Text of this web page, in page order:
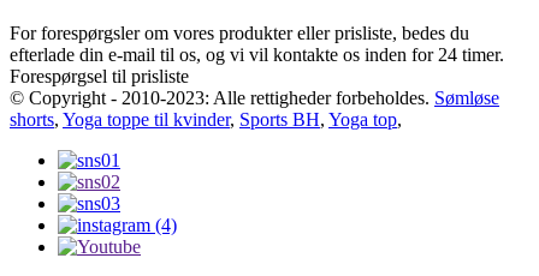
For forespørgsler om vores produkter eller prisliste, bedes du
efterlade din e-mail til os, og vi vil kontakte os inden for 24 timer.
Forespørgsel til prisliste
© Copyright - 2010-2023: Alle rettigheder forbeholdes. Sømløse
shorts, Yoga toppe til kvinder, Sports BH, Yoga top,